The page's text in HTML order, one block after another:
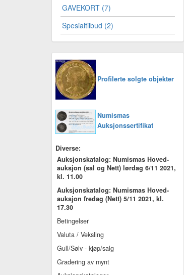
GAVEKORT (7)
Spesialtilbud (2)
Profilerte solgte objekter
Numismas
Auksjonssertifikat
Diverse:
Auksjonskatalog: Numismas Hoved-
auksjon (sal og Nett) lørdag 6/11 2021,
kl. 11.00
Auksjonskatalog: Numismas Hoved-
auksjon fredag (Nett) 5/11 2021, kl.
17.30
Betingelser
Valuta / Veksling
Gull/Sølv - kjøp/salg
Gradering av mynt